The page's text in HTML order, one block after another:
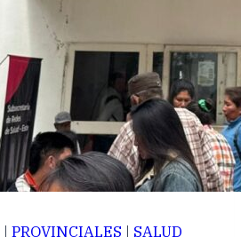
| PROVINCIALES | SALUD